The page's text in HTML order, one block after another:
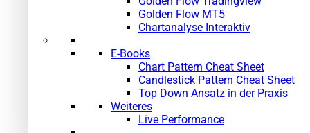
Golden Flow MT5
Chartanalyse Interaktiv
E-Books
Chart Pattern Cheat Sheet
Candlestick Pattern Cheat Sheet
Top Down Ansatz in der Praxis
Weiteres
Live Performance